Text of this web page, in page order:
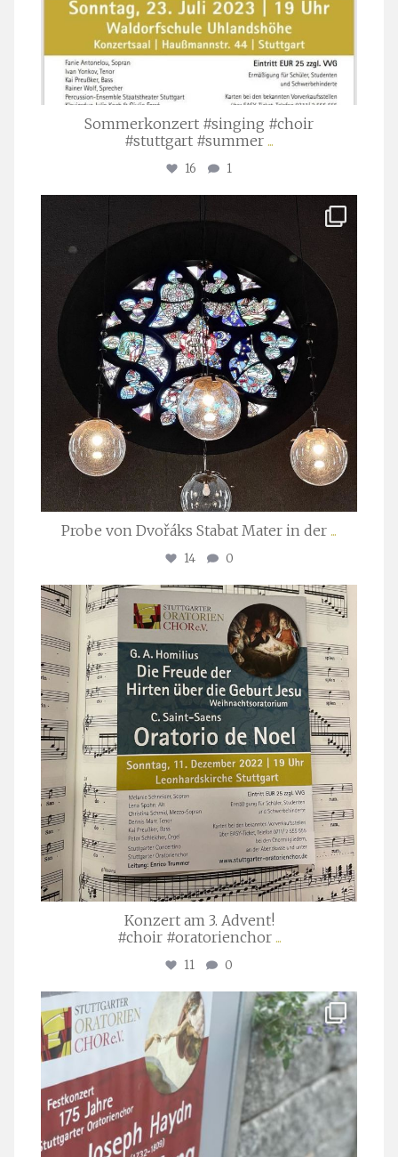
Sommerkonzert #singing #choir
#stuttgart #summer ...
16 1
Apr. 1
Probe von Dvořáks Stabat Mater in der ...
14 0
stuttgarter_oratorienchor
Nov. 29
Konzert am 3. Advent!
#choir #oratorienchor ...
11 0
stuttgarter_oratorienchor
Juli 23